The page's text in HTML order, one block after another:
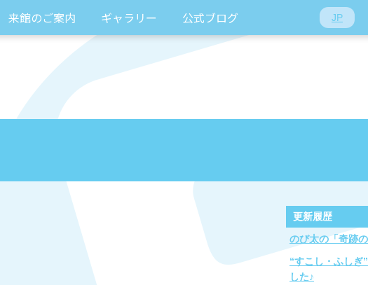
来館のご案内 ギャラリー 公式ブログ JP
更新履歴
のび太の「奇跡
“すこし・ふしぎ
した♪